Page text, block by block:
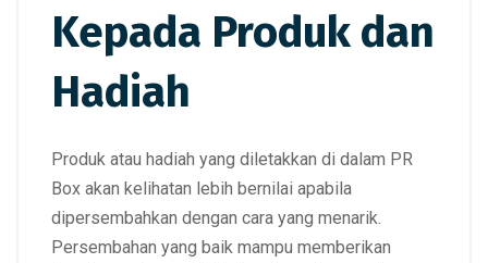
Kepada Produk dan
Hadiah
Produk atau hadiah yang diletakkan di dalam PR
Box akan kelihatan lebih bernilai apabila
dipersembahkan dengan cara yang menarik.
Persembahan yang baik mampu memberikan